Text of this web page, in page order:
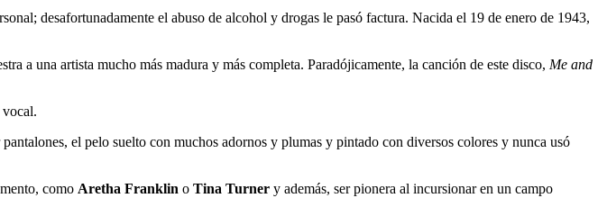
desafortunadamente el abuso de alcohol y drogas le pasó factura. Nacida el 19 de enero de 1943,
a una artista mucho más madura y más completa. Paradójicamente, la canción de este disco, Me and
vocal.
el pelo suelto con muchos adornos y plumas y pintado con diversos colores y nunca usó
como Aretha Franklin o Tina Turner y además, ser pionera al incursionar en un campo